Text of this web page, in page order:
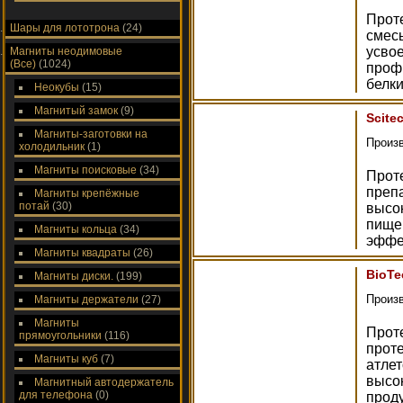
Шары для лототрона (24)
Магниты неодимовые
(Все) (1024)
Неокубы (15)
Магнитый замок (9)
Магниты-заготовки на
холодильник (1)
Магниты поисковые (34)
Магниты крепёжные
потай (30)
Магниты кольца (34)
Магниты квадраты (26)
Магниты диски. (199)
Магниты держатели (27)
Магниты
прямоугольники (116)
Магниты куб (7)
Магнитный автодержатель
для телефона (0)